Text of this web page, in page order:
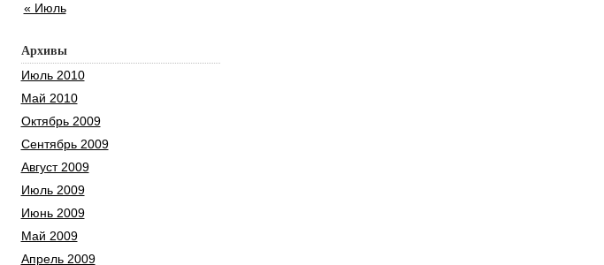
« Июль
Архивы
Июль 2010
Май 2010
Октябрь 2009
Сентябрь 2009
Август 2009
Июль 2009
Июнь 2009
Май 2009
Апрель 2009